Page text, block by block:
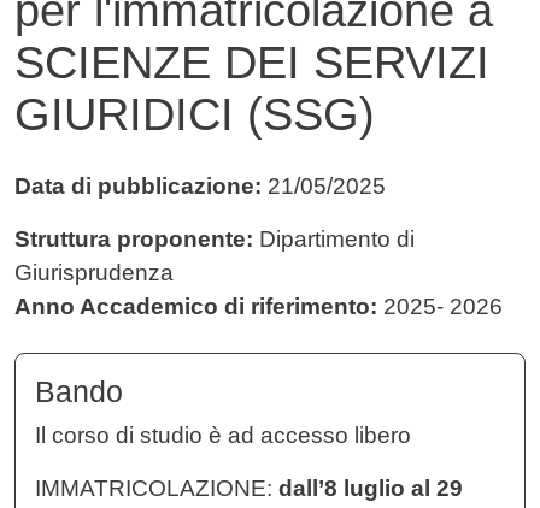
per l'immatricolazione a
SCIENZE DEI SERVIZI
GIURIDICI (SSG)
Data di pubblicazione: 21/05/2025
Struttura proponente: Dipartimento di
Giurisprudenza
Anno Accademico di riferimento: 2025- 2026
Bando
Il corso di studio è ad accesso libero
IMMATRICOLAZIONE: dall’8 luglio al 29